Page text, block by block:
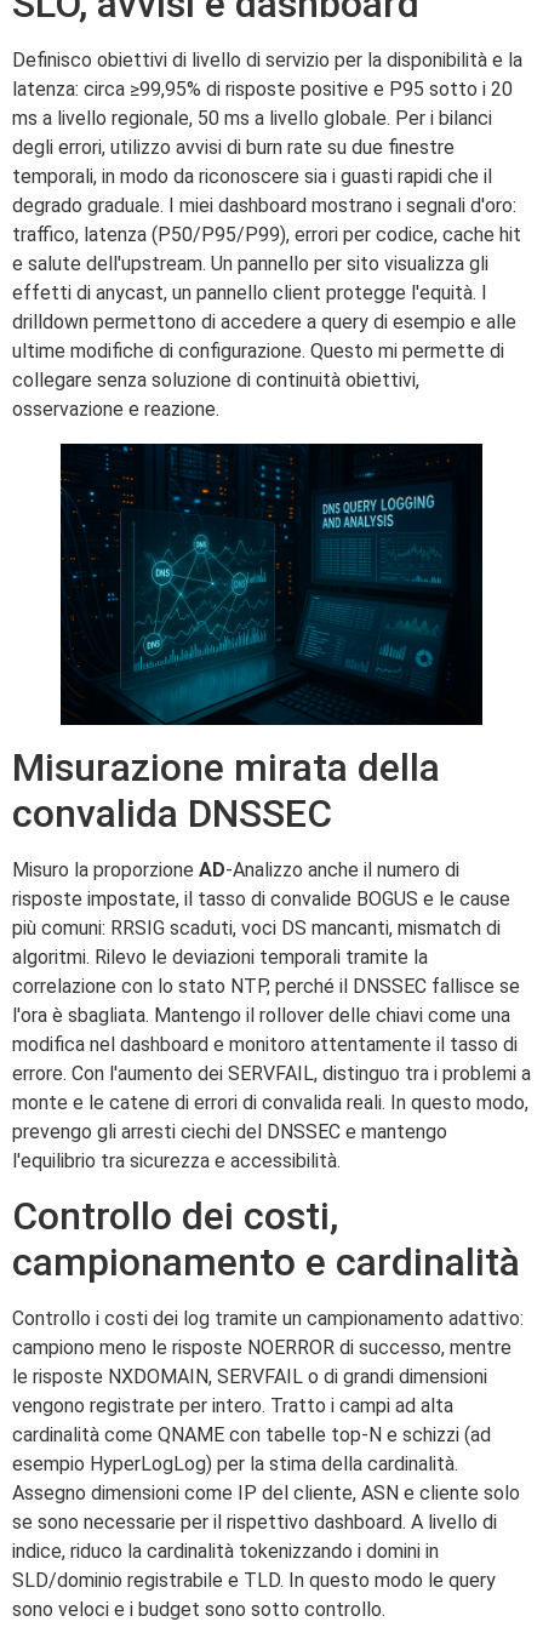
Definisco obiettivi di livello di servizio per la disponibilità e la
latenza: circa ≥99,95% di risposte positive e P95 sotto i 20
ms a livello regionale, 50 ms a livello globale. Per i bilanci
degli errori, utilizzo avvisi di burn rate su due finestre
temporali, in modo da riconoscere sia i guasti rapidi che il
degrado graduale. I miei dashboard mostrano i segnali d'oro:
traffico, latenza (P50/P95/P99), errori per codice, cache hit
e salute dell'upstream. Un pannello per sito visualizza gli
effetti di anycast, un pannello client protegge l'equità. I
drilldown permettono di accedere a query di esempio e alle
ultime modifiche di configurazione. Questo mi permette di
collegare senza soluzione di continuità obiettivi,
osservazione e reazione.
Misurazione mirata della
convalida DNSSEC
Misuro la proporzione AD-Analizzo anche il numero di
risposte impostate, il tasso di convalide BOGUS e le cause
più comuni: RRSIG scaduti, voci DS mancanti, mismatch di
algoritmi. Rilevo le deviazioni temporali tramite la
correlazione con lo stato NTP, perché il DNSSEC fallisce se
l'ora è sbagliata. Mantengo il rollover delle chiavi come una
modifica nel dashboard e monitoro attentamente il tasso di
errore. Con l'aumento dei SERVFAIL, distinguo tra i problemi a
monte e le catene di errori di convalida reali. In questo modo,
prevengo gli arresti ciechi del DNSSEC e mantengo
l'equilibrio tra sicurezza e accessibilità.
Controllo dei costi,
campionamento e cardinalità
Controllo i costi dei log tramite un campionamento adattivo:
campiono meno le risposte NOERROR di successo, mentre
le risposte NXDOMAIN, SERVFAIL o di grandi dimensioni
vengono registrate per intero. Tratto i campi ad alta
cardinalità come QNAME con tabelle top-N e schizzi (ad
esempio HyperLogLog) per la stima della cardinalità.
Assegno dimensioni come IP del cliente, ASN e cliente solo
se sono necessarie per il rispettivo dashboard. A livello di
indice, riduco la cardinalità tokenizzando i domini in
SLD/dominio registrabile e TLD. In questo modo le query
sono veloci e i budget sono sotto controllo.